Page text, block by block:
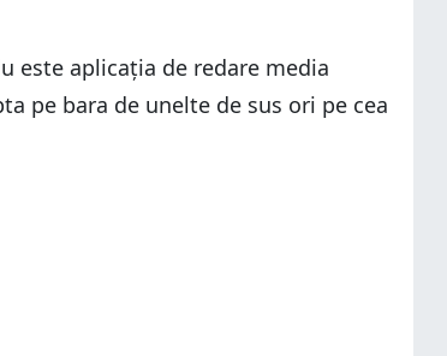
este aplicația de redare media
pe bara de unelte de sus ori pe cea